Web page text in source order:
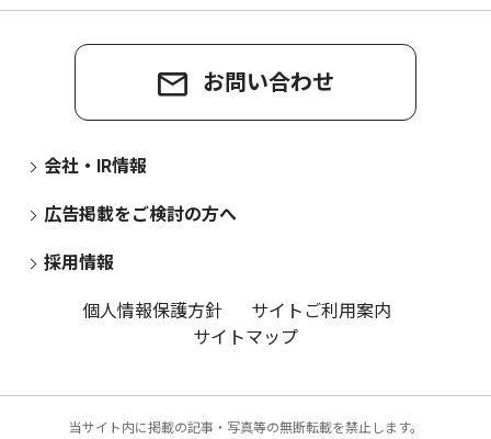
お問い合わせ
会社・IR情報
広告掲載をご検討の方へ
採用情報
個人情報保護方針
サイトご利用案内
サイトマップ
当サイト内に掲載の記事・写真等の無断転載を禁止します。